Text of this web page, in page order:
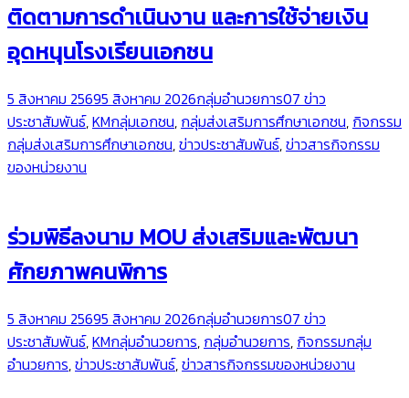
ติดตามการดำเนินงาน และการใช้จ่ายเงิน
อุดหนุนโรงเรียนเอกชน
5 สิงหาคม 25695 สิงหาคม 2026กลุ่มอำนวยการ07 ข่าว
ประชาสัมพันธ์,KMกลุ่มเอกชน, กลุ่มส่งเสริมการศึกษาเอกชน, กิจกรรม
กลุ่มส่งเสริมการศึกษาเอกชน,ข่าวประชาสัมพันธ์,ข่าวสารกิจกรรม
ของหน่วยงาน
ร่วมพิธีลงนาม MOU ส่งเสริมและพัฒนา
ศักยภาพคนพิการ
5 สิงหาคม 25695 สิงหาคม 2026กลุ่มอำนวยการ07 ข่าว
ประชาสัมพันธ์,KMกลุ่มอำนวยการ, กลุ่มอำนวยการ, กิจกรรมกลุ่ม
อำนวยการ,ข่าวประชาสัมพันธ์,ข่าวสารกิจกรรมของหน่วยงาน